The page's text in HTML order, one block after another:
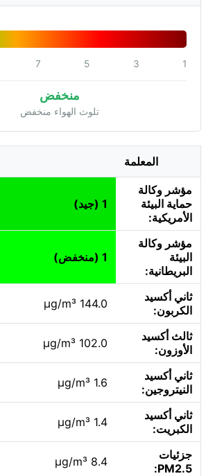
1
3
5
7
منخفض
تلوث الهواء منخفض
المعلمة
مؤشر وكالة
حماية البيئة
الأمريكية:
1 (جيد)
مؤشر وكالة
البيئة
البريطانية:
1 (منخفض)
ثاني أكسيد
الكربون:
144.0 µg/m³
ثالث أكسيد
الأوزون:
102.0 µg/m³
ثاني أكسيد
النيتروجين:
1.6 µg/m³
ثاني أكسيد
الكبريت:
1.4 µg/m³
جزئيات
PM2.5:
8.4 µg/m³